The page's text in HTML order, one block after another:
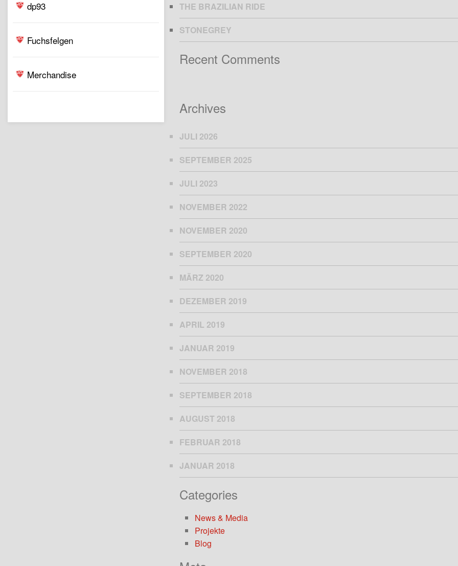
dp93
Fuchsfelgen
Merchandise
THE BRAZILIAN RIDE
STONEGREY
Recent Comments
Archives
JULI 2026
SEPTEMBER 2025
JULI 2023
NOVEMBER 2022
NOVEMBER 2020
SEPTEMBER 2020
MÄRZ 2020
DEZEMBER 2019
APRIL 2019
JANUAR 2019
NOVEMBER 2018
SEPTEMBER 2018
AUGUST 2018
FEBRUAR 2018
JANUAR 2018
Categories
News & Media
Projekte
Blog